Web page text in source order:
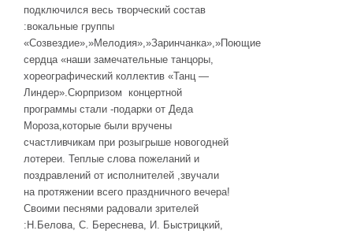
подключился весь творческий состав
:вокальные группы
«Созвездие»,»Мелодия»,»Заринчанка»,»Поющие
сердца «наши замечательные танцоры,
хореографический коллектив «Танц —
Линдер».Сюрпризом концертной
программы стали -подарки от Деда
Мороза,которые были вручены
счастливчикам при розыгрыше новогодней
лотереи. Теплые слова пожеланий и
поздравлений от исполнителей ,звучали
на протяжении всего праздничного вечера!
Своими песнями радовали зрителей
:Н.Белова, С. Береснева, И. Быстрицкий,